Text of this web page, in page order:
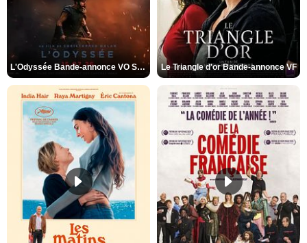
L'Odyssée Bande-annonce VO STFR Le Triangle d'or Bande-annonce VF